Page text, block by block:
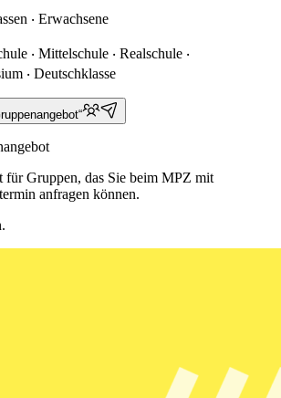
‧ Erwachsene
‧ Mittelschule ‧ Realschule ‧
‧ Deutschklasse
für Gruppen, das Sie beim MPZ mit
anfragen können.